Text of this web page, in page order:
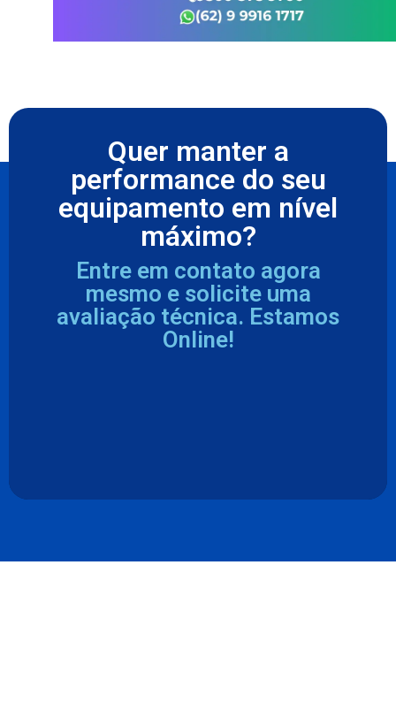
Quer manter a
performance do seu
equipamento em nível
máximo?
Entre em contato agora
mesmo e solicite uma
avaliação técnica. Estamos
Online!